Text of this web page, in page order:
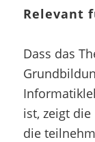
Relevant
Dass das
ist, zeigt
die